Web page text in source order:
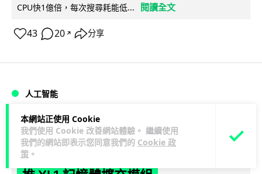
本網站正使用 Cookie
我們使用 Cookie 改善網站體驗。 繼續使用
我們的網站即表示您同意我們的 Cookie 政
策 。
CPU快1億倍，每次搜尋耗能低...
閱讀全文
43 20 ↗ 分享
人工智能
Lawton 1 日
靠快閃記憶體紓緩 DRAM 不足 KIOXIA